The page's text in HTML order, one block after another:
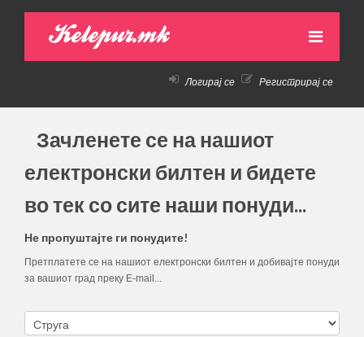
Kelepur.mk
Логирај се Регистрирај се
Зачленете се на нашиот
електронски билтен и бидете
во тек со сите наши понуди...
Не пропуштајте ги понудите!
Претплатете се на нашиот електронски билтен и добивајте понуди
за вашиот град преку Е-mail...